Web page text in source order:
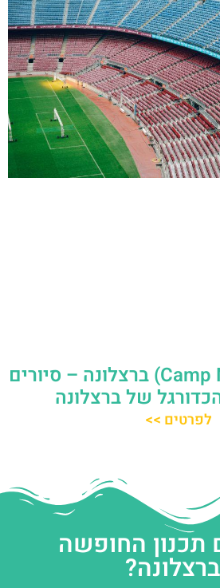
קאמפ נואו (Camp Nou) ברצלונה – סיורים
של ברצלונה
לפרטים >>
תכנון החופשה